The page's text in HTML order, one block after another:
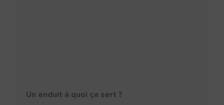
Un enduit à quoi ça sert ?